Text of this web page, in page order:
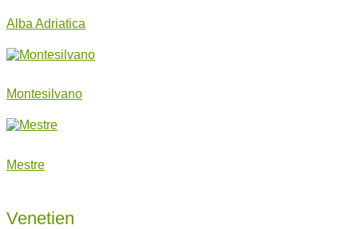
Alba Adriatica
Montesilvano
Mestre
Venetien